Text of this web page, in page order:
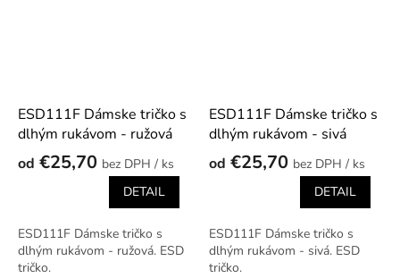
ESD111F Dámske tričko s
dlhým rukávom - ružová
od €25,70
/ ks
DETAIL
ESD111F Dámske tričko s
dlhým rukávom - ružová. ESD
tričko.
ESD111F Dámske tričko s
dlhým rukávom - sivá
od €25,70
/ ks
DETAIL
ESD111F Dámske tričko s
dlhým rukávom - sivá. ESD
tričko.